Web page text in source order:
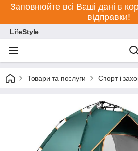
Заповнюйте всі Ваші дані в
відправки!
LifeStyle
Товари та послуги Спорт і